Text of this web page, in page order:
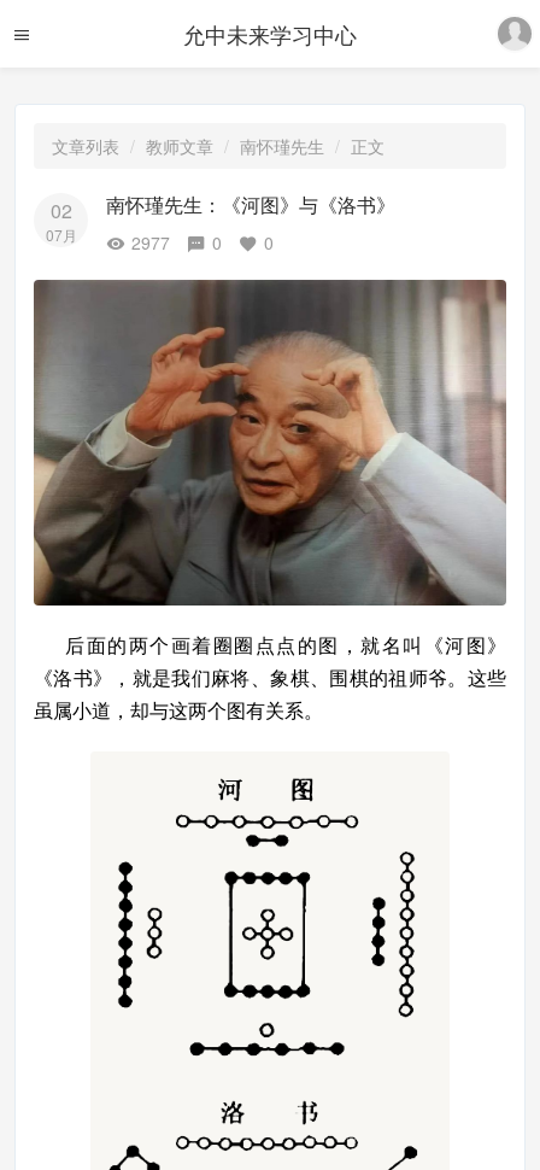
允中未来学习中心
文章列表 教师文章 南怀瑾先生 正文
02
07月
南怀瑾先生：《河图》与《洛书》
2977 0 0
后面的两个画着圈圈点点的图，就名叫《河图》
《洛书》，就是我们麻将、象棋、围棋的祖师爷。这些
虽属小道，却与这两个图有关系。